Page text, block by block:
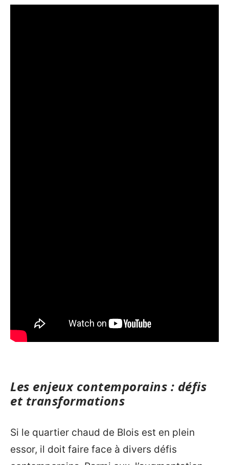
Les enjeux contemporains : défis
et transformations
Si le quartier chaud de Blois est en plein
essor, il doit faire face à divers défis